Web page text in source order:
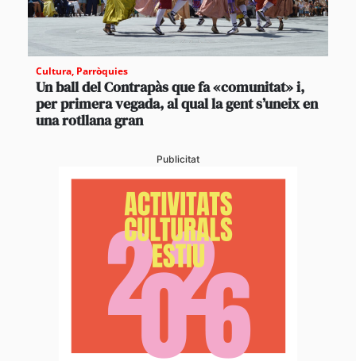
Cultura, Parròquies
Un ball del Contrapàs que fa «comunitat» i,
per primera vegada, al qual la gent s’uneix en
una rotllana gran
Publicitat